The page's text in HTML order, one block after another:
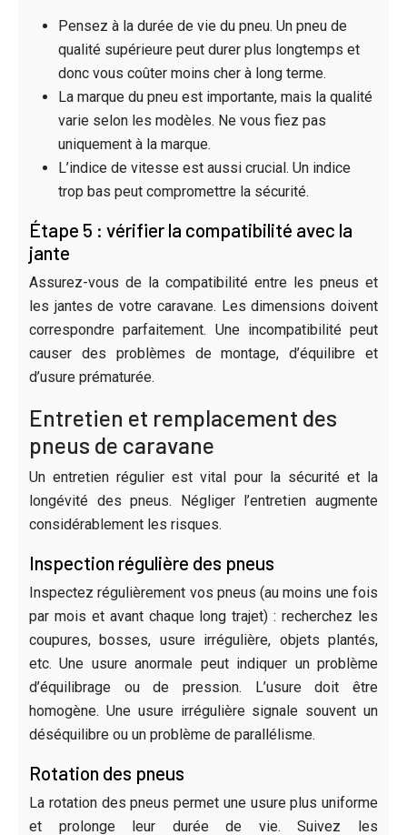
Pensez à la durée de vie du pneu. Un pneu de
qualité supérieure peut durer plus longtemps et
donc vous coûter moins cher à long terme.
La marque du pneu est importante, mais la qualité
varie selon les modèles. Ne vous fiez pas
uniquement à la marque.
L’indice de vitesse est aussi crucial. Un indice
trop bas peut compromettre la sécurité.
Étape 5 : vérifier la compatibilité avec la
jante
Assurez-vous de la compatibilité entre les pneus et
les jantes de votre caravane. Les dimensions doivent
correspondre parfaitement. Une incompatibilité peut
causer des problèmes de montage, d’équilibre et
d’usure prématurée.
Entretien et remplacement des
pneus de caravane
Un entretien régulier est vital pour la sécurité et la
longévité des pneus. Négliger l’entretien augmente
considérablement les risques.
Inspection régulière des pneus
Inspectez régulièrement vos pneus (au moins une fois
par mois et avant chaque long trajet) : recherchez les
coupures, bosses, usure irrégulière, objets plantés,
etc. Une usure anormale peut indiquer un problème
d’équilibrage ou de pression. L’usure doit être
homogène. Une usure irrégulière signale souvent un
déséquilibre ou un problème de parallélisme.
Rotation des pneus
La rotation des pneus permet une usure plus uniforme
et prolonge leur durée de vie. Suivez les